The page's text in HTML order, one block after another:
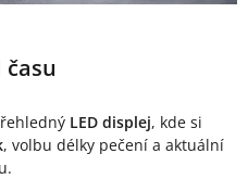
LED displej, kde si
, volbu délky pečení a aktuální